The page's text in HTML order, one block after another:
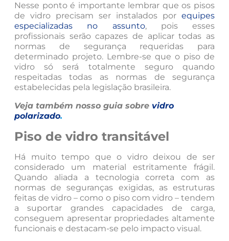
Nesse ponto é importante lembrar que os pisos
de vidro precisam ser instalados por equipes
especializadas no assunto, pois esses
profissionais serão capazes de aplicar todas as
normas de segurança requeridas para
determinado projeto. Lembre-se que o piso de
vidro só será totalmente seguro quando
respeitadas todas as normas de segurança
estabelecidas pela legislação brasileira.
Veja também nosso guia sobre vidro
polarizado.
Piso de vidro transitável
Há muito tempo que o vidro deixou de ser
considerado um material estritamente frágil.
Quando aliada a tecnologia correta com as
normas de seguranças exigidas, as estruturas
feitas de vidro – como o piso com vidro – tendem
a suportar grandes capacidades de carga,
conseguem apresentar propriedades altamente
funcionais e destacam-se pelo impacto visual.